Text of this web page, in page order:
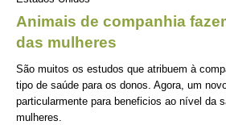
Animais de companhia
das mulheres
São muitos os estudos que atribuem à
tipo de saúde para os donos. Agora, um
particularmente para beneficios ao nível da
mulheres.